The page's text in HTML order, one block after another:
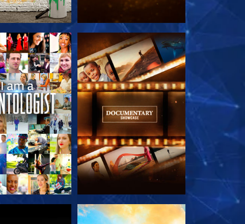
LES SÉRIES DÉCOUVRIR LES SÉRIES